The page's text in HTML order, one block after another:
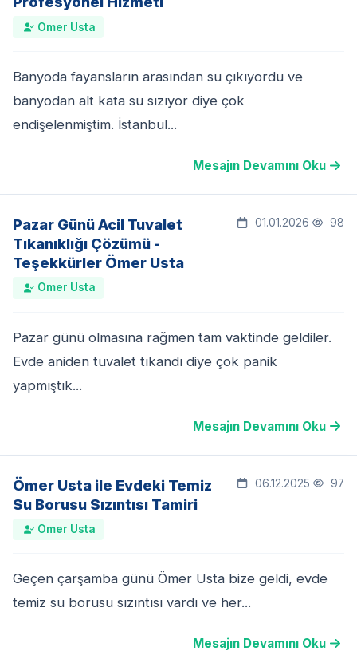
Omer Usta
Banyoda fayansların arasından su çıkıyordu ve
banyodan alt kata su sızıyor diye çok
endişelenmiştim. İstanbul...
Mesajın Devamını Oku
Pazar Günü Acil Tuvalet
Tıkanıklığı Çözümü -
Teşekkürler Ömer Usta
Omer Usta
01.01.2026 98
Pazar günü olmasına rağmen tam vaktinde geldiler.
Evde aniden tuvalet tıkandı diye çok panik
yapmıştık...
Mesajın Devamını Oku
Ömer Usta ile Evdeki Temiz
Su Borusu Sızıntısı Tamiri
Omer Usta
06.12.2025 97
Geçen çarşamba günü Ömer Usta bize geldi, evde
temiz su borusu sızıntısı vardı ve her...
Mesajın Devamını Oku